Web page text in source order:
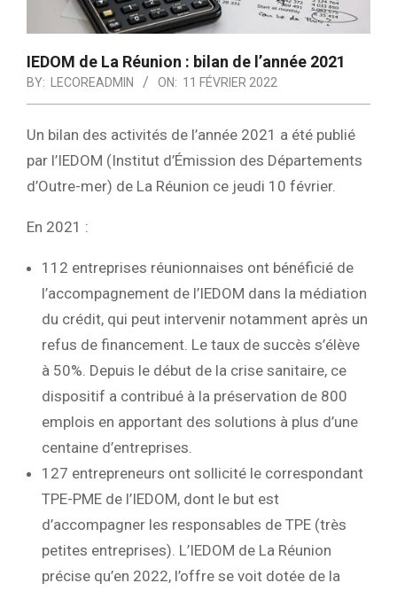
IEDOM de La Réunion : bilan de l’année 2021
BY: LECOREADMIN ON: 11 FÉVRIER 2022
Un bilan des activités de l’année 2021 a été publié
par l’IEDOM (Institut d’Émission des Départements
d’Outre-mer) de La Réunion ce jeudi 10 février.
En 2021 :
112 entreprises réunionnaises ont bénéficié de
l’accompagnement de l’IEDOM dans la médiation
du crédit, qui peut intervenir notamment après un
refus de financement. Le taux de succès s’élève
à 50%. Depuis le début de la crise sanitaire, ce
dispositif a contribué à la préservation de 800
emplois en apportant des solutions à plus d’une
centaine d’entreprises.
127 entrepreneurs ont sollicité le correspondant
TPE-PME de l’IEDOM, dont le but est
d’accompagner les responsables de TPE (très
petites entreprises). L’IEDOM de La Réunion
précise qu’en 2022, l’offre se voit dotée de la